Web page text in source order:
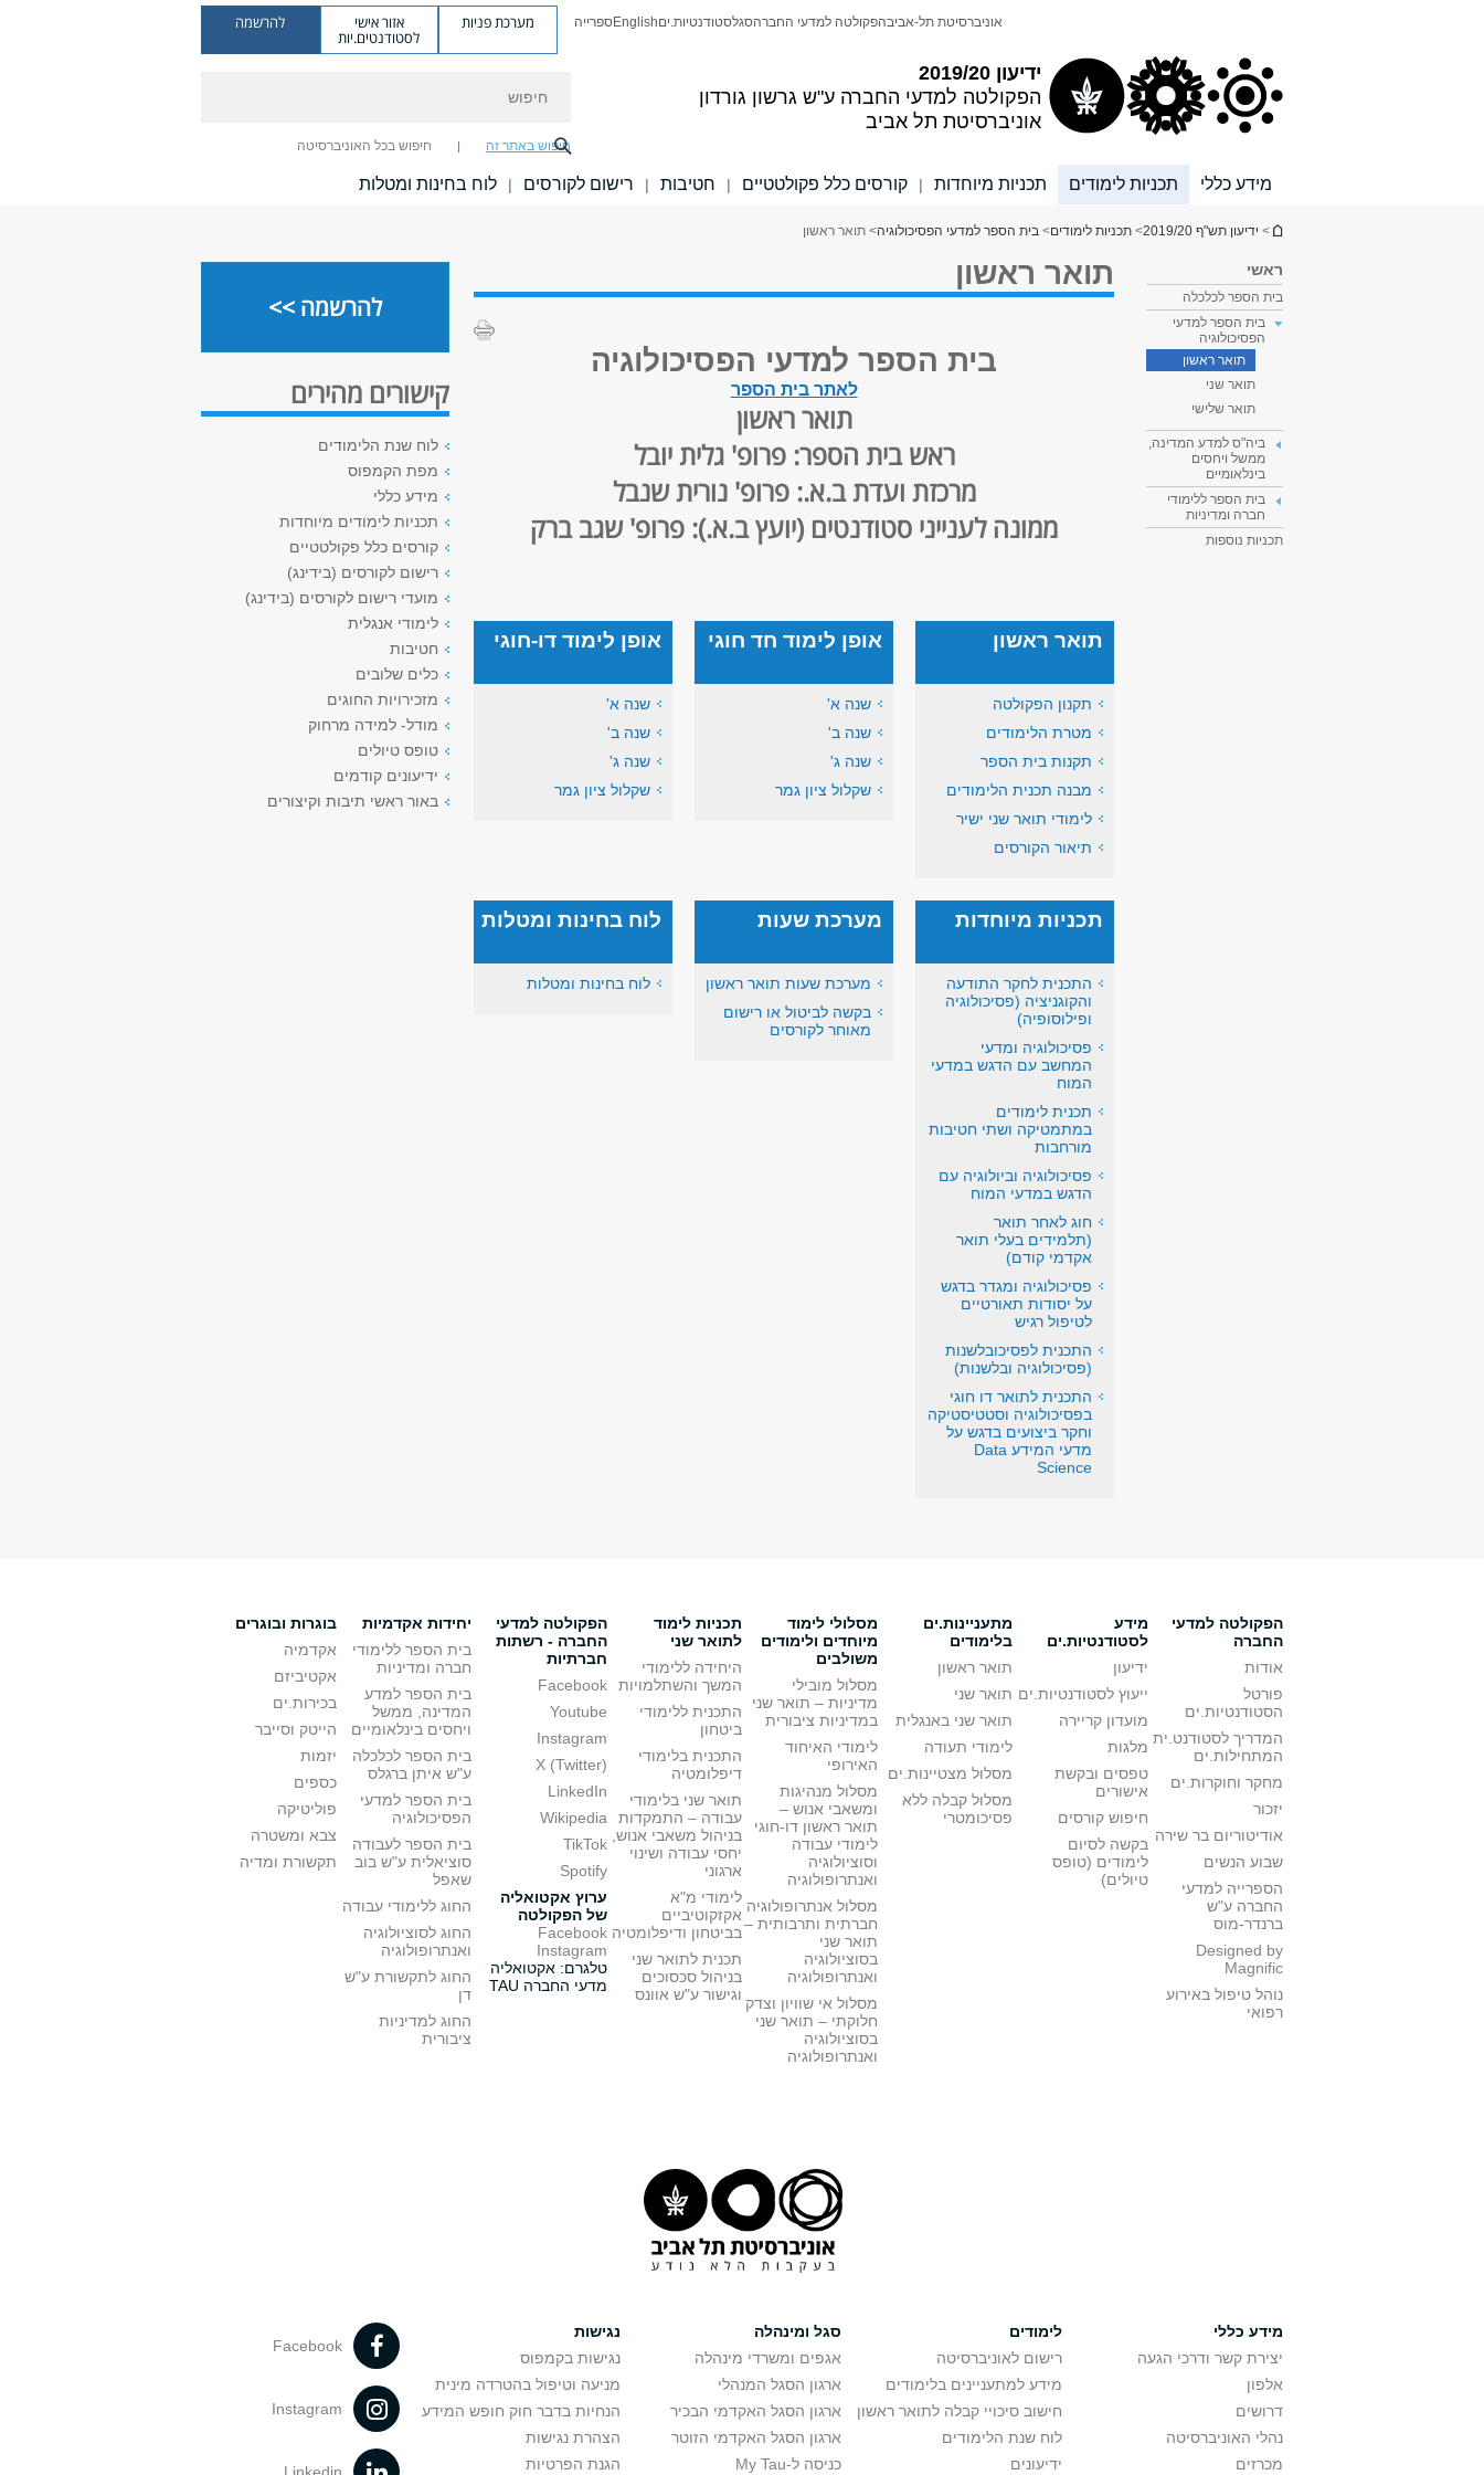
ידיעון 2019/20
הפקולטה למדעי החברה ע"ש גרשון גורדון
אוניברסיטת תל אביב
אוניברסיטת תל-אביבהפקולטה למדעי החברהסגלסטודנטיות.יםEnglishספרייה מערכת פניות אזור אישי
לסטודנטים.יות
להרשמה
חיפוש באתר זה חיפוש בכל האוניברסיטה
מידע כללי תכניות לימודים תכניות מיוחדות | קורסים כלל פקולטטיים | חטיבות | רישום לקורסים | לוח בחינות ומטלות
הינך נמצא כאן
> ידיעון תש"ף 2019/20 > תכניות לימודים> בית הספר למדעי הפסיכולוגיה> תואר ראשון
ראשי
בית הספר לכלכלה
בית הספר למדעי
הפסיכולוגיה
תואר ראשון
תואר שני
תואר שלישי
ביה"ס למדע המדינה,
ממשל ויחסים
בינלאומיים
בית הספר ללימודי
חברה ומדיניות
תכניות נוספות
תואר ראשון
בית הספר למדעי הפסיכולוגיה​
לאתר בית הספר
תואר ראשון
ראש בית הספר: פרופ' גלית יובל
מרכזת ועדת ב.א.: פרופ' נורית שנבל
ממונה לענייני סטודנטים ​(יועץ ב.א.): פרופ' שגב ברק
תואר ראשון
תקנון הפקולטה
מטרת הלימודים
תקנות בית הספר
מבנה תכנית הלימודים
לימודי תואר שני ישיר
תיאור הקורסים
אופן לימוד חד חוגי
שנה א'
שנה ב'
שנה ג'
שקלול ציון גמר
אופן לימוד דו-חוגי
שנה א'
שנה ב'
שנה ג'
שקלול ציון גמר
תכניות מיוחדות
התכנית לחקר התודעה
והקוגניציה (פסיכולוגיה
ופילוסופיה)
פסיכולוגיה ומדעי
המחשב עם הדגש במדעי
המוח
תכנית לימודים
במתמטיקה ושתי חטיבות
מורחבות
פסיכולוגיה וביולוגיה עם
הדגש במדעי המוח
חוג לאחר תואר
(תלמידים בעלי תואר
אקדמי קודם)
פסיכולוגיה ומגדר בדגש
על יסודות תאורטיים
לטיפול רגיש
התכנית לפסיכובלשנות
(פסיכולוגיה ובלשנות)
התכנית לתואר דו חוגי
בפסיכולוגיה וסטטיסטיקה
וחקר ביצועים בדגש על
מדעי המידע Data
Science
מערכת שעות
מערכת שעות תואר ראשון
בקשה לביטול או רישום
מאוחר לקורסים
לוח בחינות ומטלות
לוח בחינות ומטלות
להרשמה >>
קישורים מהירים
לוח שנת הלימודים
מפת הקמפוס
מידע כללי
תכניות לימודים מיוחדות
קורסים כלל פקולטטיים
רישום לקורסים (בידינג)
מועדי רישום לקורסים (בידינג)
לימודי אנגלית
חטיבות
כלים שלובים
מזכירויות החוגים
מודל- למידה מרחוק
טופס טיולים
ידיעונים קודמים
באור ראשי תיבות וקיצורים
הפקולטה למדעי
החברה
אודות
פורטל
הסטודנטיות.ים
המדריך לסטודנט.ית
המתחילות.ים
מחקר וחוקרות.ים
יזכור
אודיטוריום בר שירה
שבוע הנשים
הספרייה למדעי
החברה ע"ש
ברנדר-מוס
Designed by
Magnific
נוהל טיפול באירוע
רפואי
מידע
לסטודנטיות.ים
ידיעון
ייעוץ לסטודנטיות.ים
מועדון קריירה
מלגות
טפסים ובקשת
אישורים
חיפוש קורסים
בקשה לסיום
לימודים (טופס
טיולים)
מתעניינות.ים
בלימודים
תואר ראשון
תואר שני
תואר שני באנגלית
לימודי תעודה
מסלול מצטיינות.ים
מסלול קבלה ללא
פסיכומטרי
מסלולי לימוד
מיוחדים ולימודים
משולבים
מסלול מובילי
מדיניות – תואר שני
במדיניות ציבורית
לימודי האיחוד
האירופי
מסלול מנהיגות
ומשאבי אנוש –
תואר ראשון דו-חוגי
לימודי עבודה
וסוציולוגיה
ואנתרופולוגיה
מסלול אנתרופולוגיה
חברתית ותרבותית –
תואר שני
בסוציולוגיה
ואנתרופולוגיה
מסלול אי שוויון וצדק
חלוקתי – תואר שני
בסוציולוגיה
ואנתרופולוגיה
תכניות לימוד
לתואר שני
היחידה ללימודי
המשך והשתלמויות
התכנית ללימודי
ביטחון
התכנית בלימודי
דיפלומטיה
תואר שני בלימודי
עבודה – התמקדות
בניהול משאבי אנוש,
יחסי עבודה ושינוי
ארגוני
לימודי מ"א
אקזקוטיביים
בביטחון ודיפלומטיה
תכנית לתואר שני
בניהול סכסוכים
וגישור ע"ש אוונס
הפקולטה למדעי
החברה - רשתות
חברתיות
Facebook
Youtube
Instagram
X (Twitter)
LinkedIn
Wikipedia
TikTok
Spotify
ערוץ אקטואליה
של הפקולטה
Facebook
Instagram
טלגרם: אקטואליה
מדעי החברה TAU
יחידות אקדמיות
בית הספר ללימודי
חברה ומדיניות
בית הספר למדע
המדינה, ממשל
ויחסים בינלאומיים
בית הספר לכלכלה
ע"ש איתן ברגלס
בית הספר למדעי
הפסיכולוגיה
בית הספר לעבודה
סוציאלית ע"ש בוב
שאפל
החוג ללימודי עבודה
החוג לסוציולוגיה
ואנתרופולוגיה
החוג לתקשורת ע"ש
דן
החוג למדיניות
ציבורית
בוגרות ובוגרים
אקדמיה
אקטיביזם
בכירות.ים
הייטק וסייבר
יזמות
כספים
פוליטיקה
צבא ומשטרה
תקשורת ומדיה
מידע כללי
יצירת קשר ודרכי הגעה
אלפון
דרושים
נהלי האוניברסיטה
מכרזים
לימודים
רישום לאוניברסיטה
מידע למתעניינים בלימודים
חישוב סיכויי קבלה לתואר ראשון
לוח שנת הלימודים
ידיעונים
סגל ומינהלה
אגפים ומשרדי מינהלה
ארגון הסגל המנהלי
ארגון הסגל האקדמי הבכיר
ארגון הסגל האקדמי הזוטר
כניסה ל-My Tau
נגישות
נגישות בקמפוס
מניעה וטיפול בהטרדה מינית
הנחיות בדבר חוק חופש המידע
הצהרת נגישות
הגנת הפרטיות
Facebook
Instagram